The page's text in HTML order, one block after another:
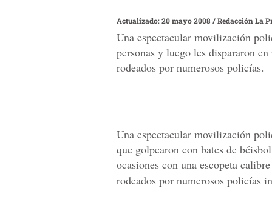
Actualizado: 20 mayo 2008/Redacción La
Una espectacular movilización
personas y luego les dispararon
rodeados por numerosos policías.
Una espectacular movilización
que golpearon con bates de
ocasiones con una escopeta
rodeados por numerosos policías